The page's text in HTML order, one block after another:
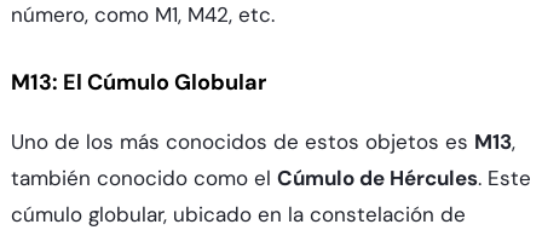
número, como M1, M42, etc.
M13: El Cúmulo Globular
Uno de los más conocidos de estos objetos es M13,
también conocido como el Cúmulo de Hércules. Este
cúmulo globular, ubicado en la constelación de